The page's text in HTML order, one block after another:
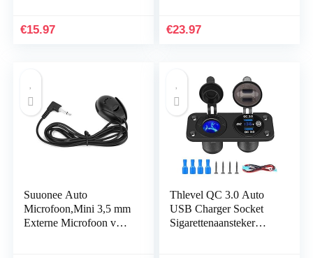
Met…
€15.97
sigarettenaansteker…
€23.97
Suuonee Auto
Microfoon,Mini 3,5 mm
Externe Microfoon voor
Thlevel QC 3.0 Auto
USB Charger Socket
Sigarettenaansteker